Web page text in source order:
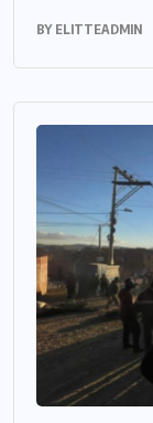
BY ELITTEADMIN